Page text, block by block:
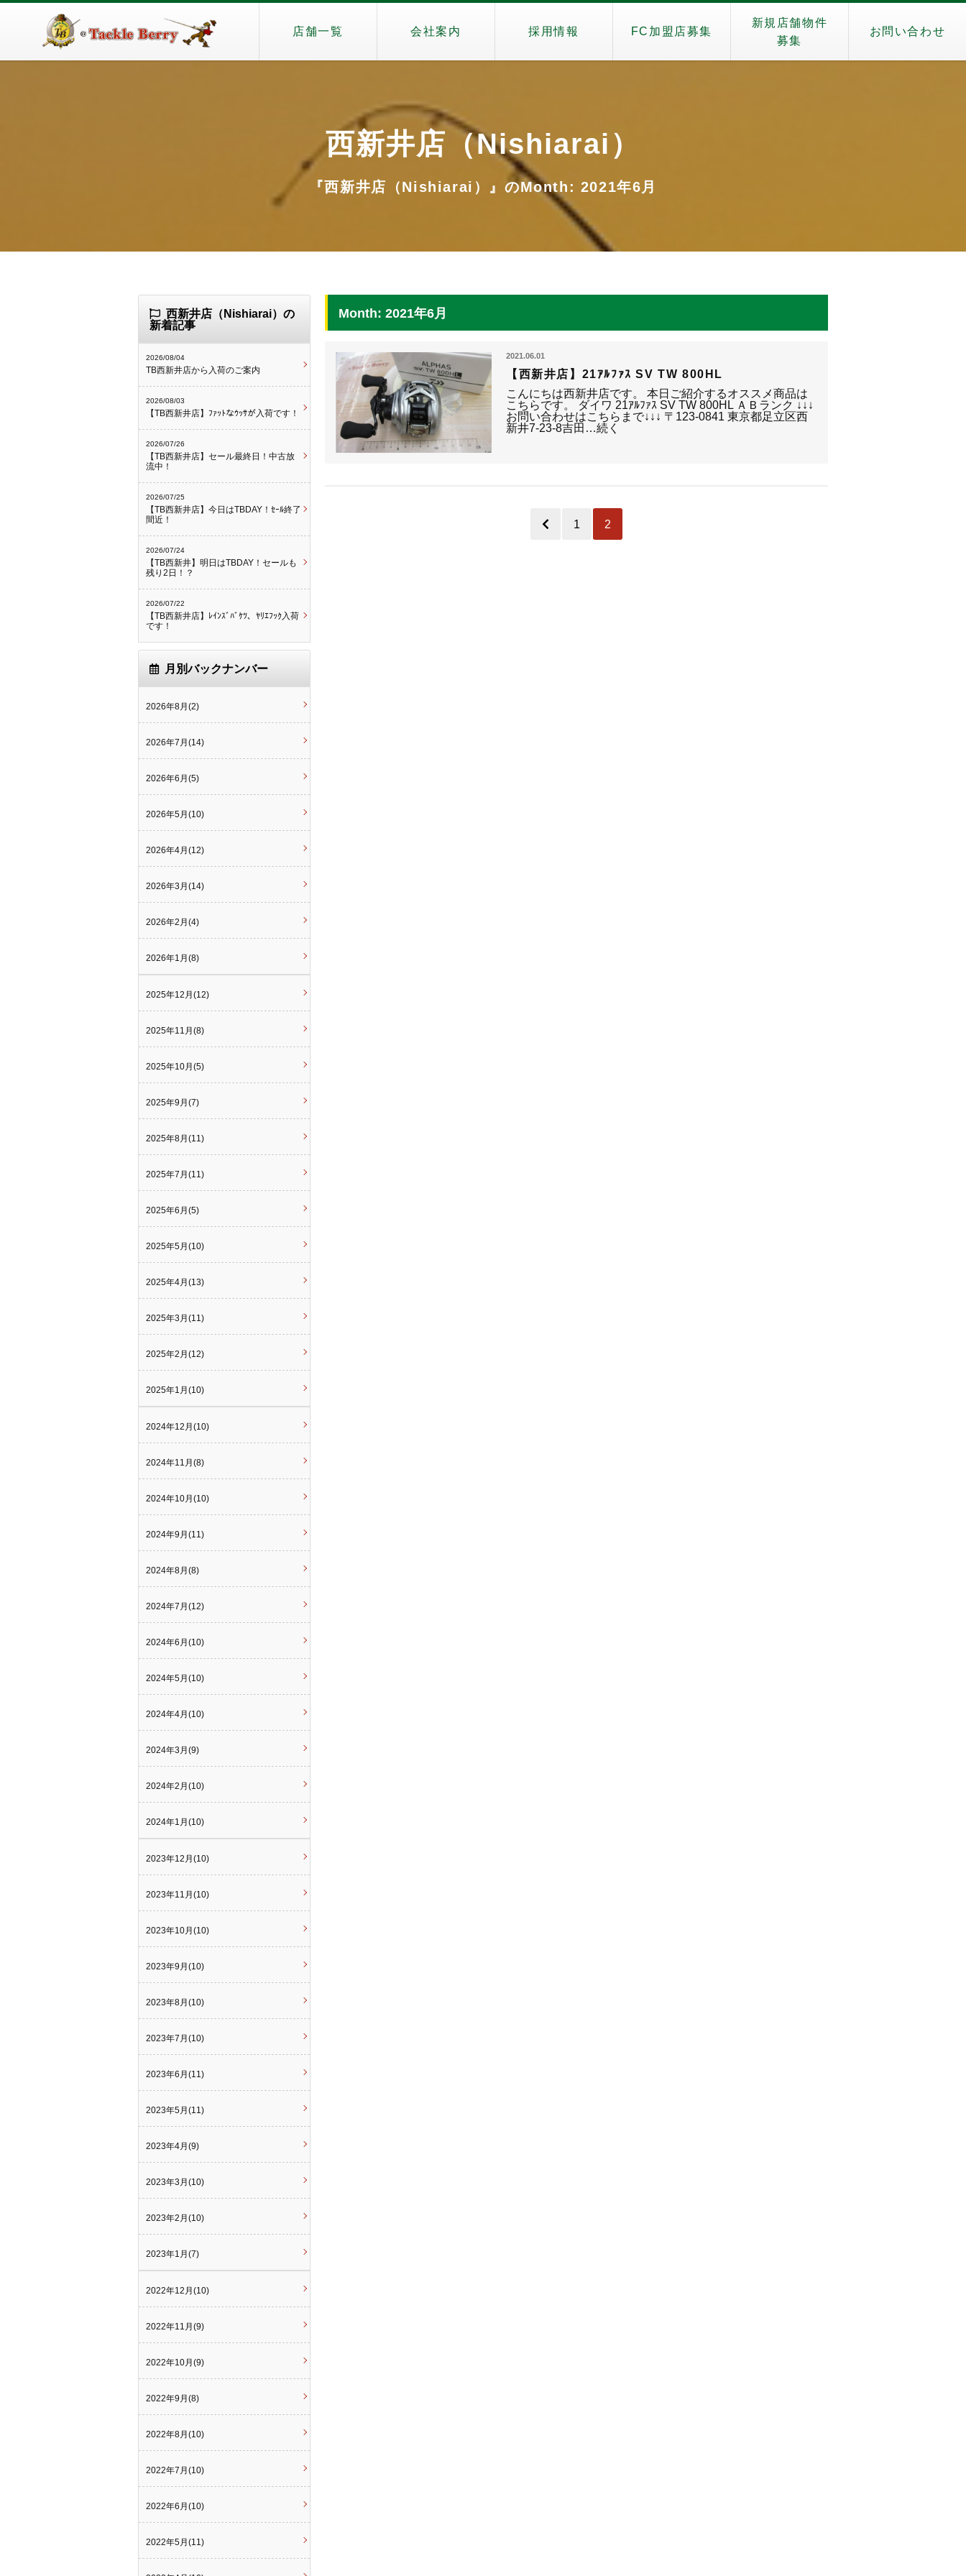
店舗一覧 会社案内 採用情報 FC加盟店募集
新規店舗物件
募集
お問い合わせ
西新井店（Nishiarai）
『西新井店（Nishiarai）』のMonth: 2021年6月
Month: 2021年6月
2021.06.01
【西新井店】21ｱﾙﾌｧｽ SV TW 800HL
こんにちは西新井店です。 本日ご紹介するオススメ商品は
こちらです。 ダイワ 21ｱﾙﾌｧｽ SV TW 800HL ＡＢランク ↓↓↓
お問い合わせはこちらまで↓↓↓ 〒123-0841 東京都足立区西
新井7-23-8吉田…続く
1 2
西新井店（Nishiarai）の
新着記事
2026/08/04
TB西新井店から入荷のご案内
2026/08/03
【TB西新井店】ﾌｧｯﾄなｳｯｻが入荷です！
2026/07/26
【TB西新井店】セール最終日！中古放
流中！
2026/07/25
【TB西新井店】今日はTBDAY！ｾｰﾙ終了
間近！
2026/07/24
【TB西新井】明日はTBDAY！セールも
残り2日！？
2026/07/22
【TB西新井店】ﾚｲﾝｽﾞﾊﾞｹﾂ、ﾔﾘｴﾌｯｸ入荷
です！
月別バックナンバー
2026年8月(2)
2026年7月(14)
2026年6月(5)
2026年5月(10)
2026年4月(12)
2026年3月(14)
2026年2月(4)
2026年1月(8)
2025年12月(12)
2025年11月(8)
2025年10月(5)
2025年9月(7)
2025年8月(11)
2025年7月(11)
2025年6月(5)
2025年5月(10)
2025年4月(13)
2025年3月(11)
2025年2月(12)
2025年1月(10)
2024年12月(10)
2024年11月(8)
2024年10月(10)
2024年9月(11)
2024年8月(8)
2024年7月(12)
2024年6月(10)
2024年5月(10)
2024年4月(10)
2024年3月(9)
2024年2月(10)
2024年1月(10)
2023年12月(10)
2023年11月(10)
2023年10月(10)
2023年9月(10)
2023年8月(10)
2023年7月(10)
2023年6月(11)
2023年5月(11)
2023年4月(9)
2023年3月(10)
2023年2月(10)
2023年1月(7)
2022年12月(10)
2022年11月(9)
2022年10月(9)
2022年9月(8)
2022年8月(10)
2022年7月(10)
2022年6月(10)
2022年5月(11)